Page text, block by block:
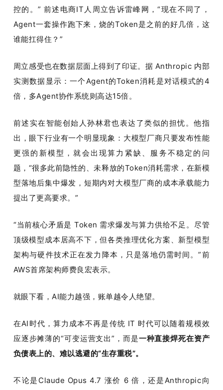
控的。” 前述电商IT人周立告诉雷峰网，“现在不同了，
Agent一套操作跑下来，烧的Token是之前的好几倍，这
谁能扛得住？”
周立感受也在数据层面上得到了印证。据 Anthropic 内部
实测数据显示：一个Agent的Token消耗是对话模式的4
倍，多Agent协作系统则高达15倍。
前述实在智能创始人孙林君也表达了类似的担忧。他指
出，眼下行业有一个明显现象：大模型厂商只要发布性能
更强的新模型，就会出现算力紧缺、服务不稳定的问
题，“很多此前隐性的、未释放的Token消耗需求，在新模
型落地后集中爆发，短期内对大模型厂商的成本承载能力
提出了更高要求。”
“当前核心矛盾是 Token 需求爆发与算力供给不足。尽管
顶级模型成本居高不下，但各类推理优化方案、新型模型
架构与硬件技术正在发力降本，只是落地仍需时间。”前
AWS首席架构师费良宏表示。
就眼下看，AI能力越强，账单越令人绝望。
在AI时代，算力成本不再是传统 IT 时代可以随着规模效
应逐步摊薄的“可变运营支出”，而是一种直接焊死在资产
负债表上的、难以逃避的“生存重税”。
不论是Claude Opus 4.7 涨价 6 倍，还是Anthropic向